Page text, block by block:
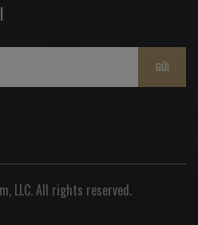
GỬI
LLC. All rights reserved.